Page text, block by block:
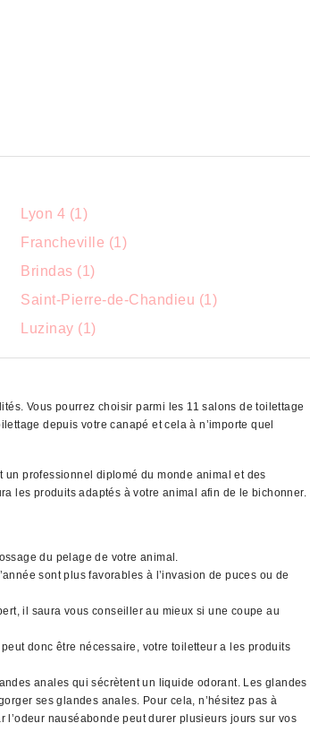
Lyon 4 (1)
Francheville (1)
Brindas (1)
Saint-Pierre-de-Chandieu (1)
Luzinay (1)
Vous pourrez choisir parmi les 11 salons de toilettage
depuis votre canapé et cela à n’importe quel
un professionnel diplomé du monde animal et des
les produits adaptés à votre animal afin de le bichonner.
du pelage de votre animal.
sont plus favorables à l’invasion de puces ou de
il saura vous conseiller au mieux si une coupe au
donc être nécessaire, votre toiletteur a les produits
anales qui sécrètent un liquide odorant. Les glandes
ses glandes anales. Pour cela, n’hésitez pas à
nauséabonde peut durer plusieurs jours sur vos